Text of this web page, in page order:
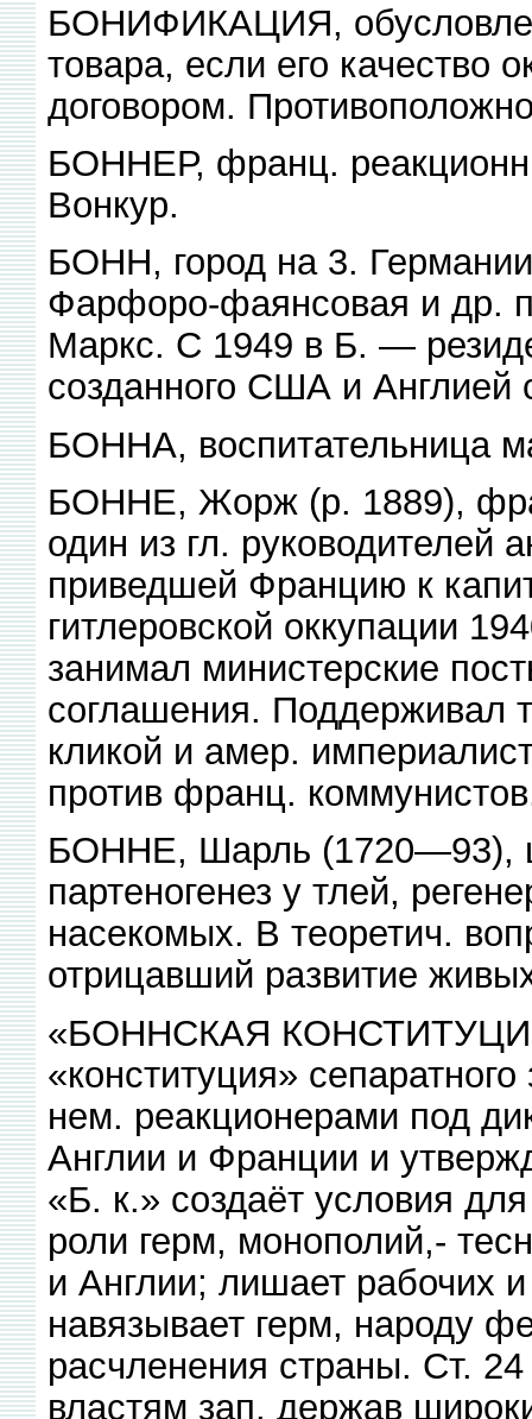
БОНИФИКАЦИЯ,
товара, если его качество
договором.
БОННЕР, франц.
Вонкур.
БОНН, город на 3.
Фарфоро-фаянсовая и др.
Маркс. С 1949 в Б. —
созданного США и Англией
БОННА, воспитательница
БОННЕ, Жорж (р. 1889),
один из гл. руководителей
приведшей Францию к
гитлеровской оккупации
занимал министерские
соглашения. Поддерживал
кликой и амер.
против франц.
БОННЕ, Шарль (1720—93),
партеногенез у тлей,
насекомых. В теоретич.
отрицавший развитие
«БОННСКАЯ
«конституция»
нем. реакционерами под
Англии и Франции и
«Б. к.» создаёт условия
роли герм, монополий,-
и Англии; лишает рабочих
навязывает герм, народу
расчленения страны. Ст.
властям зап. держав